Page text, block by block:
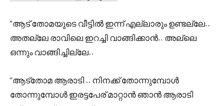
“ആട് തോമയുടെ വീട്ടിൽ ഇന്ന് എല്ലാരും ഉണ്ടല്ലേ..
അതല്ലേ രാവിലെ ഇറച്ചി വാങ്ങിക്കാൻ.. അല്ലെ
ഒന്നും വാങ്ങിച്ചില്ലേ..
“ആട്തോമ ആരാടി .. നിനക്ക് തോന്നുമ്പോൾ
തോന്നുമ്പോൾ ഇരട്ടപേര് മാറ്റാൻ ഞാൻ ആരാടി